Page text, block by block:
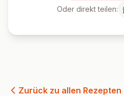
Oder direkt teilen:
Zurück zu allen Rezepten